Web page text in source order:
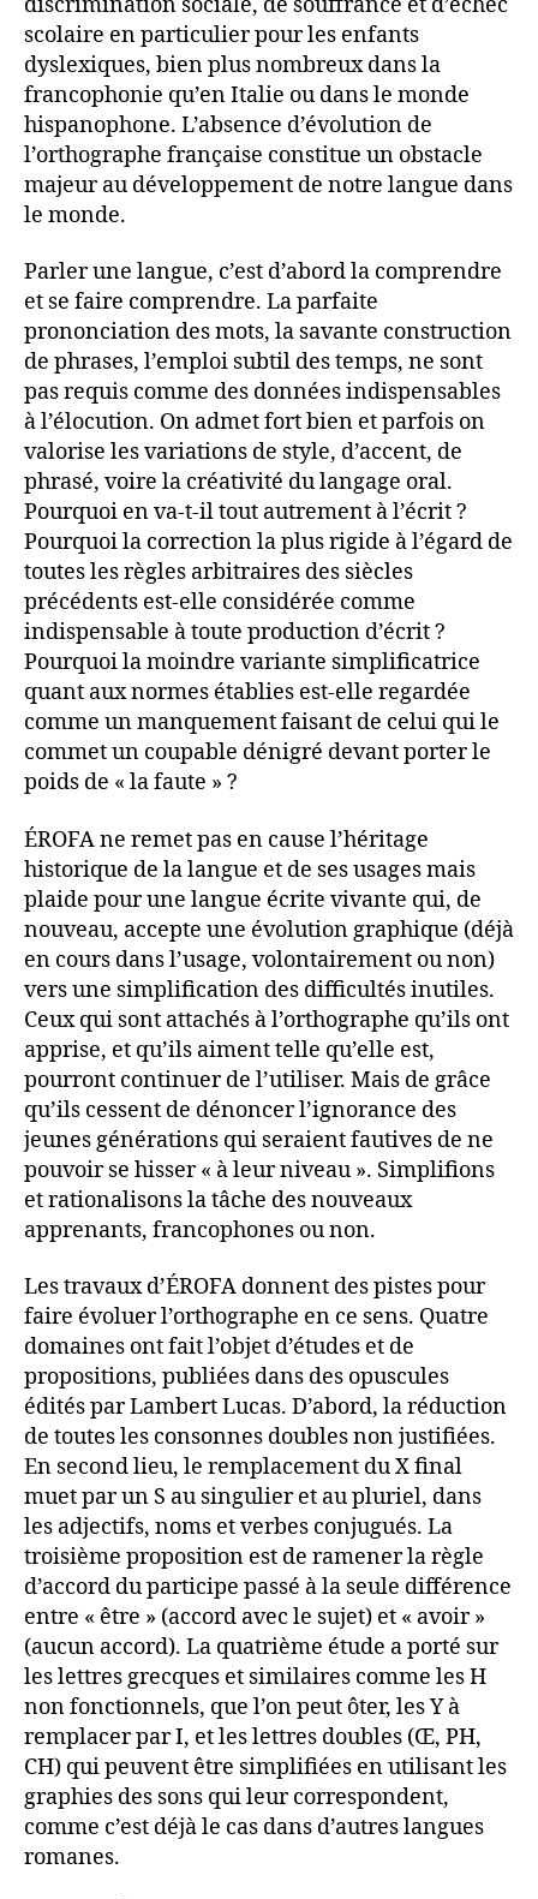
scolaire en particulier pour les enfants
dyslexiques, bien plus nombreux dans la
francophonie qu’en Italie ou dans le monde
hispanophone. L’absence d’évolution de
l’orthographe française constitue un obstacle
majeur au développement de notre langue dans
le monde.
Parler une langue, c’est d’abord la comprendre
et se faire comprendre. La parfaite
prononciation des mots, la savante construction
de phrases, l’emploi subtil des temps, ne sont
pas requis comme des données indispensables
à l’élocution. On admet fort bien et parfois on
valorise les variations de style, d’accent, de
phrasé, voire la créativité du langage oral.
Pourquoi en va-t-il tout autrement à l’écrit ?
Pourquoi la correction la plus rigide à l’égard de
toutes les règles arbitraires des siècles
précédents est-elle considérée comme
indispensable à toute production d’écrit ?
Pourquoi la moindre variante simplificatrice
quant aux normes établies est-elle regardée
comme un manquement faisant de celui qui le
commet un coupable dénigré devant porter le
poids de « la faute » ?
ÉROFA ne remet pas en cause l’héritage
historique de la langue et de ses usages mais
plaide pour une langue écrite vivante qui, de
nouveau, accepte une évolution graphique (déjà
en cours dans l’usage, volontairement ou non)
vers une simplification des difficultés inutiles.
Ceux qui sont attachés à l’orthographe qu’ils ont
apprise, et qu’ils aiment telle qu’elle est,
pourront continuer de l’utiliser. Mais de grâce
qu’ils cessent de dénoncer l’ignorance des
jeunes générations qui seraient fautives de ne
pouvoir se hisser « à leur niveau ». Simplifions
et rationalisons la tâche des nouveaux
apprenants, francophones ou non.
Les travaux d’ÉROFA donnent des pistes pour
faire évoluer l’orthographe en ce sens. Quatre
domaines ont fait l’objet d’études et de
propositions, publiées dans des opuscules
édités par Lambert Lucas. D’abord, la réduction
de toutes les consonnes doubles non justifiées.
En second lieu, le remplacement du X final
muet par un S au singulier et au pluriel, dans
les adjectifs, noms et verbes conjugués. La
troisième proposition est de ramener la règle
d’accord du participe passé à la seule différence
entre « être » (accord avec le sujet) et « avoir »
(aucun accord). La quatrième étude a porté sur
les lettres grecques et similaires comme les H
non fonctionnels, que l’on peut ôter, les Y à
remplacer par I, et les lettres doubles (Œ, PH,
CH) qui peuvent être simplifiées en utilisant les
graphies des sons qui leur correspondent,
comme c’est déjà le cas dans d’autres langues
romanes.